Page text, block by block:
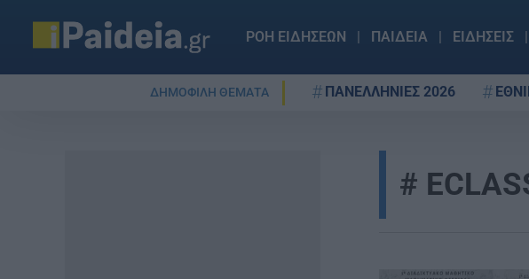
ΡΟΗ ΕΙΔΗΣΕΩΝ ΠΑΙΔΕΙΑ ΕΙΔΗΣΕΙΣ
ΔΗΜΟΦΙΛΗ ΘΕΜΑΤΑ ΠΑΝΕΛΛΗΝΙΕΣ 2026